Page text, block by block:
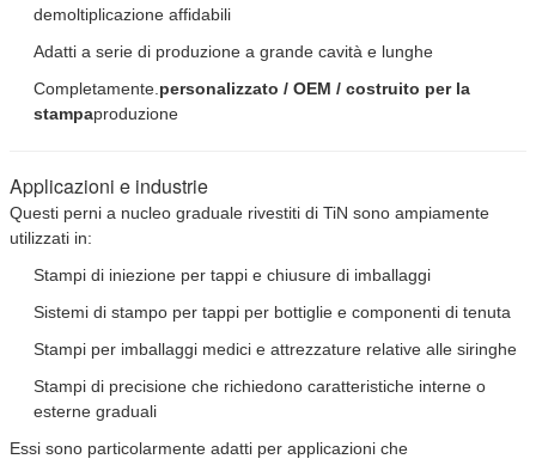
demoltiplicazione affidabili
Adatti a serie di produzione a grande cavità e lunghe
Completamente. personalizzato / OEM / costruito per la
stampaproduzione
Applicazioni e industrie
Questi perni a nucleo graduale rivestiti di TiN sono ampiamente
utilizzati in:
Stampi di iniezione per tappi e chiusure di imballaggi
Sistemi di stampo per tappi per bottiglie e componenti di tenuta
Stampi per imballaggi medici e attrezzature relative alle siringhe
Stampi di precisione che richiedono caratteristiche interne o
esterne graduali
Essi sono particolarmente adatti per applicazioni che